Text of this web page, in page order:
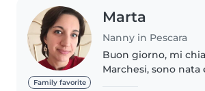
Family favorite
Marta
Nanny in Pescara
Buon giorno, mi
Marchesi, sono nata